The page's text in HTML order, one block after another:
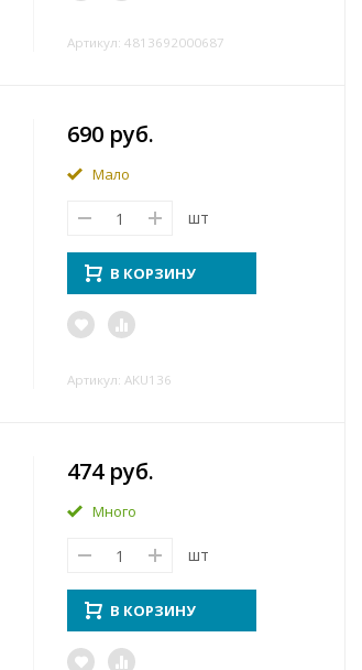
Артикул: 4813692000687
690 руб.
Мало
шт
В КОРЗИНУ
Артикул: AKU136
474 руб.
Много
шт
В КОРЗИНУ